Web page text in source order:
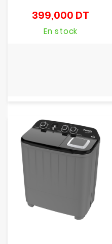
399,000 DT
En stock